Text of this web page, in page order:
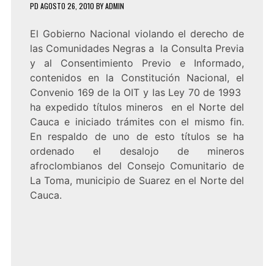
PD AGOSTO 26, 2010 BYADMIN
El Gobierno Nacional violando el derecho de
las Comunidades Negras a la Consulta Previa
y al Consentimiento Previo e Informado,
contenidos en la Constitución Nacional, el
Convenio 169 de la OIT y las Ley 70 de 1993
ha expedido títulos mineros en el Norte del
Cauca e iniciado trámites con el mismo fin.
En respaldo de uno de esto títulos se ha
ordenado el desalojo de mineros
afroclombianos del Consejo Comunitario de
La Toma, municipio de Suarez en el Norte del
Cauca.